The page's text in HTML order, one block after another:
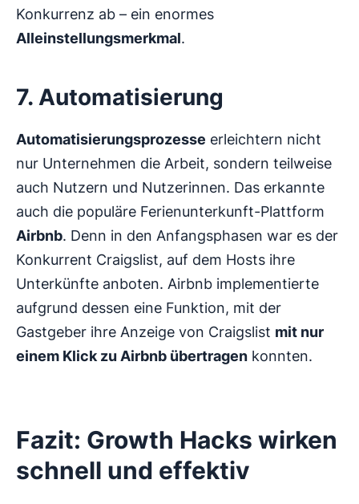
Konkurrenz ab – ein enormes
Alleinstellungsmerkmal.
7. Automatisierung
Automatisierungsprozesse erleichtern nicht
nur Unternehmen die Arbeit, sondern teilweise
auch Nutzern und Nutzerinnen. Das erkannte
auch die populäre Ferienunterkunft-Plattform
Airbnb. Denn in den Anfangsphasen war es der
Konkurrent Craigslist, auf dem Hosts ihre
Unterkünfte anboten. Airbnb implementierte
aufgrund dessen eine Funktion, mit der
Gastgeber ihre Anzeige von Craigslist mit nur
einem Klick zu Airbnb übertragen konnten.
Fazit: Growth Hacks wirken
schnell und effektiv